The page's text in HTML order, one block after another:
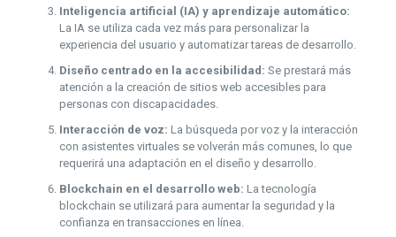
Inteligencia artificial (IA) y aprendizaje automático:
La IA se utiliza cada vez más para personalizar la
experiencia del usuario y automatizar tareas de desarrollo.
Diseño centrado en la accesibilidad: Se prestará más
atención a la creación de sitios web accesibles para
personas con discapacidades.
Interacción de voz: La búsqueda por voz y la interacción
con asistentes virtuales se volverán más comunes, lo que
requerirá una adaptación en el diseño y desarrollo.
Blockchain en el desarrollo web: La tecnología
blockchain se utilizará para aumentar la seguridad y la
confianza en transacciones en línea.